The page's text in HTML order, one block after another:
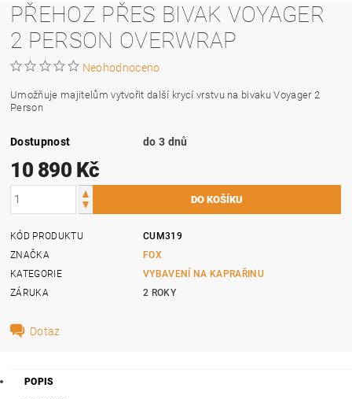
PŘEHOZ PŘES BIVAK VOYAGER
2 PERSON OVERWRAP
Neohodnoceno
Umožňuje majitelům vytvořit další krycí vrstvu na bivaku Voyager 2
Person
Dostupnost do 3 dnů
10 890 Kč
KÓD PRODUKTU
CUM319
ZNAČKA
FOX
KATEGORIE
VYBAVENÍ NA KAPRAŘINU
ZÁRUKA
2 ROKY
Dotaz
POPIS